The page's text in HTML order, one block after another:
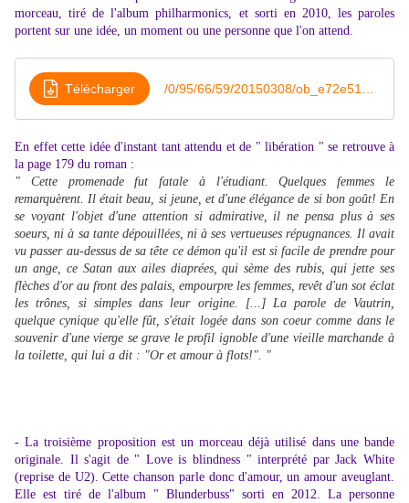
morceau, tiré de l'album philharmonics, et sorti en 2010, les paroles
portent sur une idée, un moment ou une personne que l'on attend.
Télécharger
En effet cette idée d'instant tant attendu et de " libération " se retrouve à
la page 179 du roman :
" Cette promenade fut fatale à l'étudiant. Quelques femmes le
remarquèrent. Il était beau, si jeune, et d'une élégance de si bon goût! En
se voyant l'objet d'une attention si admirative, il ne pensa plus à ses
soeurs, ni à sa tante dépouillées, ni à ses vertueuses répugnances. Il avait
vu passer au-dessus de sa tête ce démon qu'il est si facile de prendre pour
un ange, ce Satan aux ailes diaprées, qui sème des rubis, qui jette ses
flèches d'or au front des palais, empourpre les femmes, revêt d'un sot éclat
les trônes, si simples dans leur origine. [...] La parole de Vautrin,
quelque cynique qu'elle fût, s'était logée dans son coeur comme dans le
souvenir d'une vierge se grave le profil ignoble d'une vieille marchande à
la toilette, qui lui a dit : "Or et amour à flots!". "
- La troisième proposition est un morceau déjà utilisé dans une bande
originale. Il s'agit de " Love is blindness " interprété par Jack White
(reprise de U2). Cette chanson parle donc d'amour, un amour aveuglant.
Elle est tiré de l'album " Blunderbuss" sorti en 2012. La personne